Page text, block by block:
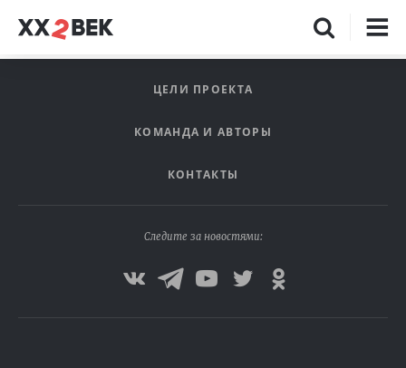
ЦЕЛИ ПРОЕКТА
КОМАНДА И АВТОРЫ
КОНТАКТЫ
Следите за новостями: